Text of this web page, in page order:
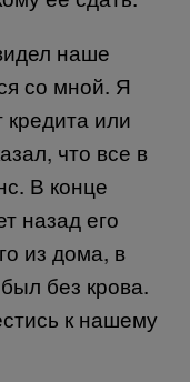
наше
со мной. Я
кредита или
что все в
В конце
назад его
из дома, в
без крова.
к нашему